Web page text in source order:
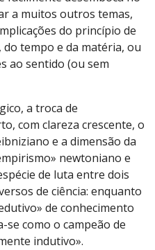
a muitos outros temas,
do princípio de
tempo e da matéria, ou
ao sentido (ou sem
a troca de
com clareza crescente, o
e a dimensão da
newtoniano e
de luta entre dois
de ciência: enquanto
de conhecimento
como o campeão de
indutivo».